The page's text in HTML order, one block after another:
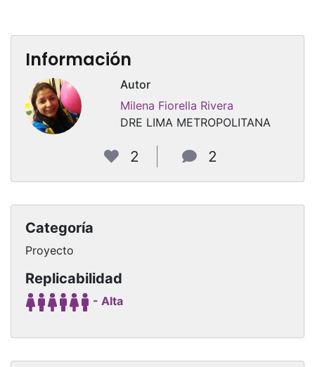
Información
Autor
Milena Fiorella Rivera
DRE LIMA METROPOLITANA
2 2
Categoría
Proyecto
Replicabilidad
- Alta